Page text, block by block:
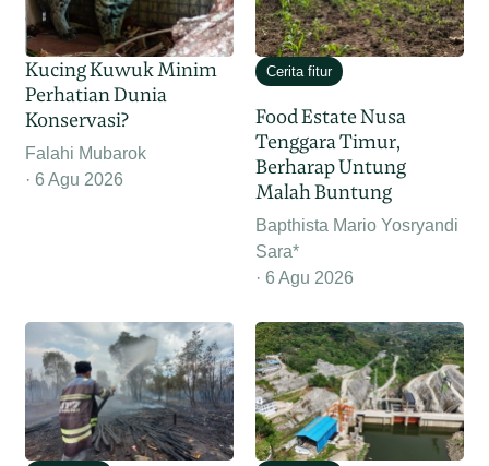
Kucing Kuwuk Minim
Perhatian Dunia
Konservasi?
Falahi Mubarok
6 Agu 2026
Cerita fitur
Food Estate Nusa
Tenggara Timur,
Berharap Untung
Malah Buntung
Bapthista Mario Yosryandi
Sara*
6 Agu 2026